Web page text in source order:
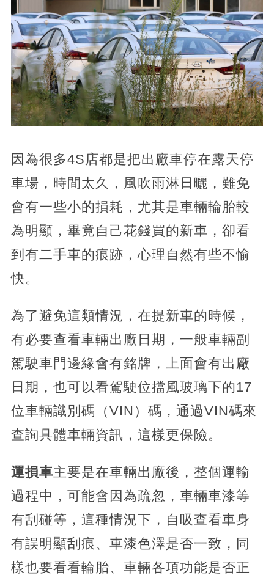
因為很多4S店都是把出廠車停在露天停
車場，時間太久，風吹雨淋日曬，難免
會有一些小的損耗，尤其是車輛輪胎較
為明顯，畢竟自己花錢買的新車，卻看
到有二手車的痕跡，心理自然有些不愉
快。
為了避免這類情況，在提新車的時候，
有必要查看車輛出廠日期，一般車輛副
駕駛車門邊緣會有銘牌，上面會有出廠
日期，也可以看駕駛位擋風玻璃下的17
位車輛識別碼（VIN）碼，通過VIN碼來
查詢具體車輛資訊，這樣更保險。
運損車主要是在車輛出廠後，整個運輸
過程中，可能會因為疏忽，車輛車漆等
有刮碰等，這種情況下，自吸查看車身
有誤明顯刮痕、車漆色澤是否一致，同
樣也要看看輪胎、車輛各項功能是否正